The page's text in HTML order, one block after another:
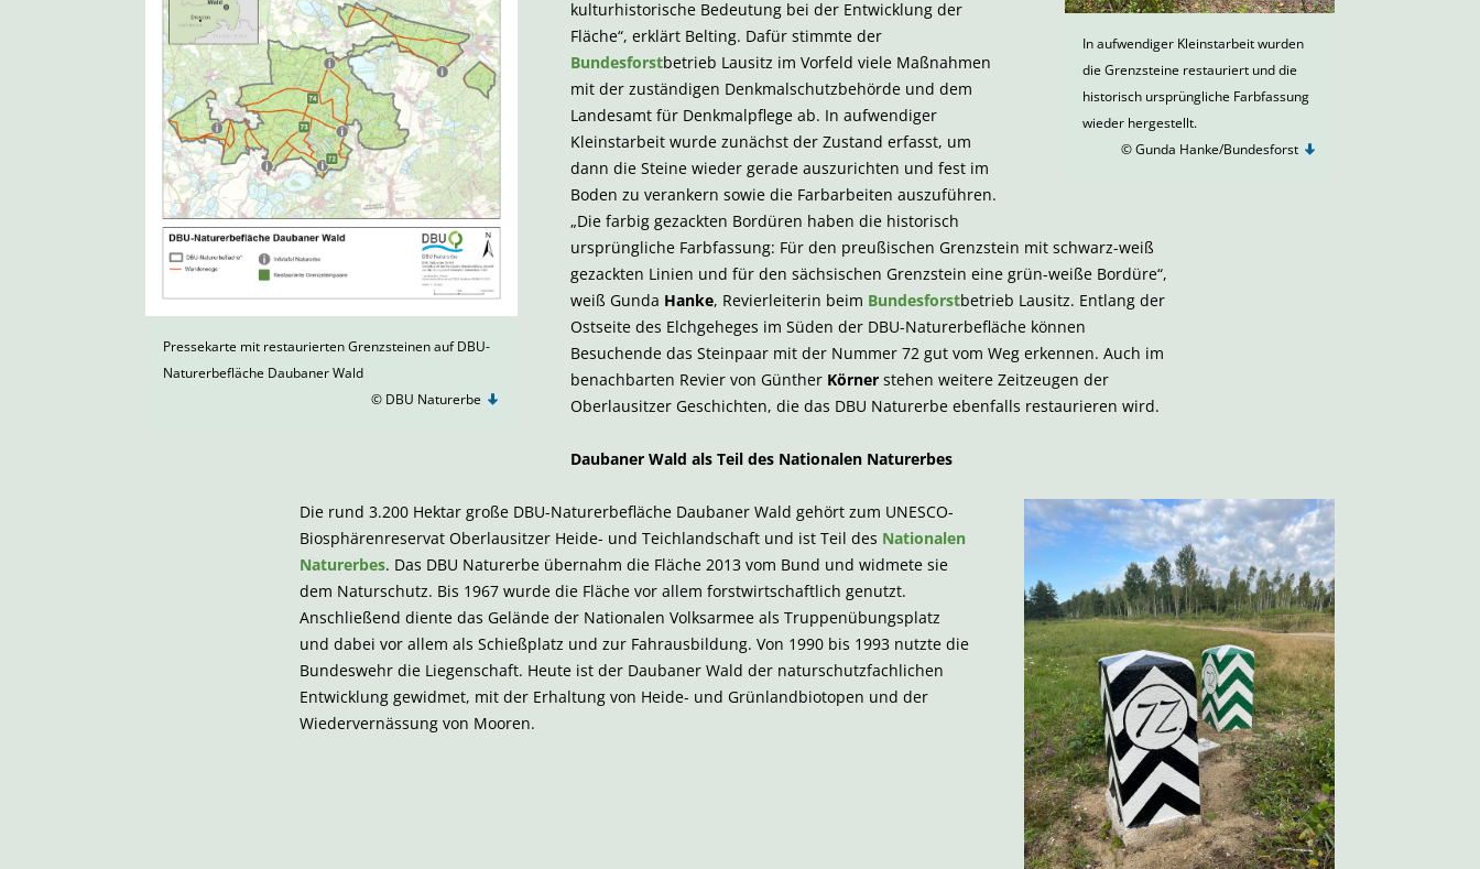
In aufwendiger Kleinstarbeit wurden
die Grenzsteine restauriert und die
historisch ursprüngliche Farbfassung
wieder hergestellt.
© Gunda Hanke/Bundesforst
Pressekarte mit restaurierten Grenzsteinen auf DBU-
Naturerbefläche Daubaner Wald
© DBU Naturerbe
kulturhistorische Bedeutung bei der Entwicklung der
Fläche“, erklärt Belting. Dafür stimmte der
Bundesforstbetrieb Lausitz im Vorfeld viele Maßnahmen
mit der zuständigen Denkmalschutzbehörde und dem
Landesamt für Denkmalpflege ab. In aufwendiger
Kleinstarbeit wurde zunächst der Zustand erfasst, um
dann die Steine wieder gerade auszurichten und fest im
Boden zu verankern sowie die Farbarbeiten auszuführen.
„Die farbig gezackten Bordüren haben die historisch
ursprüngliche Farbfassung: Für den preußischen Grenzstein mit schwarz-weiß
gezackten Linien und für den sächsischen Grenzstein eine grün-weiße Bordüre“,
weiß Gunda Hanke, Revierleiterin beim Bundesforstbetrieb Lausitz. Entlang der
Ostseite des Elchgeheges im Süden der DBU-Naturerbefläche können
Besuchende das Steinpaar mit der Nummer 72 gut vom Weg erkennen. Auch im
benachbarten Revier von Günther Körner stehen weitere Zeitzeugen der
Oberlausitzer Geschichten, die das DBU Naturerbe ebenfalls restaurieren wird.
Daubaner Wald als Teil des Nationalen Naturerbes
Die rund 3.200 Hektar große DBU-Naturerbefläche Daubaner Wald gehört zum UNESCO-
Biosphärenreservat Oberlausitzer Heide- und Teichlandschaft und ist Teil des Nationalen
Naturerbes. Das DBU Naturerbe übernahm die Fläche 2013 vom Bund und widmete sie
dem Naturschutz. Bis 1967 wurde die Fläche vor allem forstwirtschaftlich genutzt.
Anschließend diente das Gelände der Nationalen Volksarmee als Truppenübungsplatz
und dabei vor allem als Schießplatz und zur Fahrausbildung. Von 1990 bis 1993 nutzte die
Bundeswehr die Liegenschaft. Heute ist der Daubaner Wald der naturschutzfachlichen
Entwicklung gewidmet, mit der Erhaltung von Heide- und Grünlandbiotopen und der
Wiedervernässung von Mooren.